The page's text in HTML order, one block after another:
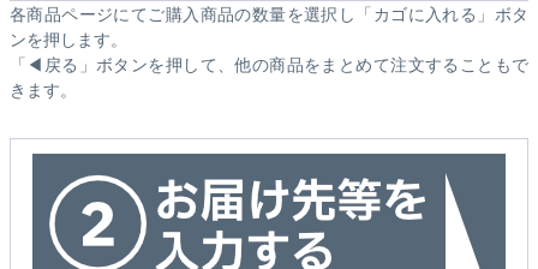
各商品ページにてご購入商品の数量を選択し「カゴに入れる」ボタ
ンを押します。
「◀戻る」ボタンを押して、他の商品をまとめて注文することもで
きます。